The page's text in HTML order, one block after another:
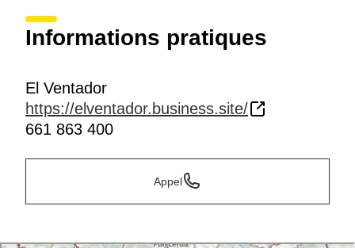
Informations pratiques
El Ventador
https://elventador.business.site/
661 863 400
Appel